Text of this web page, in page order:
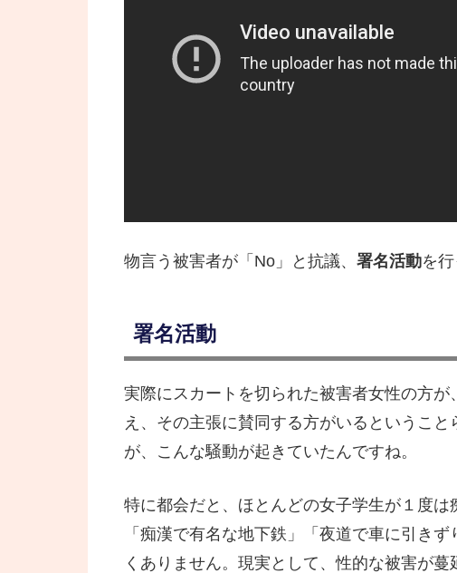
物言う被害者が「No」と抗議、 署名活動を
署名活動
実際にスカートを切られた被害者女性の方
え、その主張に賛同する方がいるというこ
が、こんな騒動が起きていたんですね。
特に都会だと、ほとんどの女子学生が１度は
「痴漢で有名な地下鉄」「夜道で車に引き
くありません。現実として、性的な被害が蔓